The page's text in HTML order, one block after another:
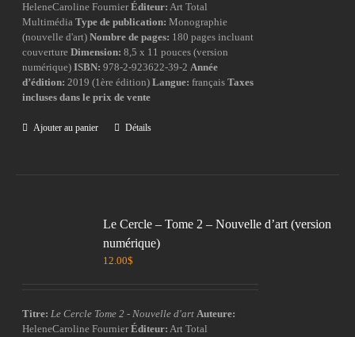
HeleneCaroline FournierÉditeur: Art Total
MultimédiaType de publication: Monographie
(nouvelle d'art)Nombre de pages: 180 pages incluant
couvertureDimension: 8,5 x 11 pouces (version
numérique)ISBN: 978-2-923622-39-2Année
d’édition: 2019 (1ère édition)Langue: françaisTaxes
incluses dans le prix de vente
Ajouter au panier Détails
Le Cercle – Tome 2 – Nouvelle d’art (version
numérique)
12.00$
Titre: Le Cercle Tome 2 - Nouvelle d'art Auteure:
HeleneCaroline FournierÉditeur: Art Total